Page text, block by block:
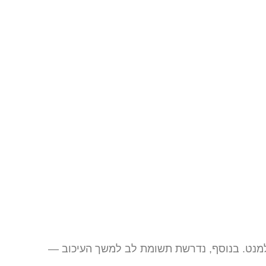
בנוסף, נדרשת תשומת לב למשך העיכוב —